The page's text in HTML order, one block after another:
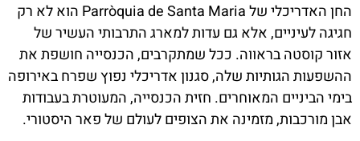
החן האדריכלי של Parròquia de Santa Maria הוא לא רק
חגיגה לעיניים, אלא גם עדות למארג התרבותי העשיר של
אזור קוסטה בראווה. ככל שמתקרבים, הכנסייה חושפת את
ההשפעות הגותיות שלה, סגנון אדריכלי נפוץ שפרח באירופה
בימי הביניים המאוחרים. חזית הכנסייה, המעוטרת בעבודות
אבן מורכבות, מזמינה את הצופים לעולם של פאר היסטורי.